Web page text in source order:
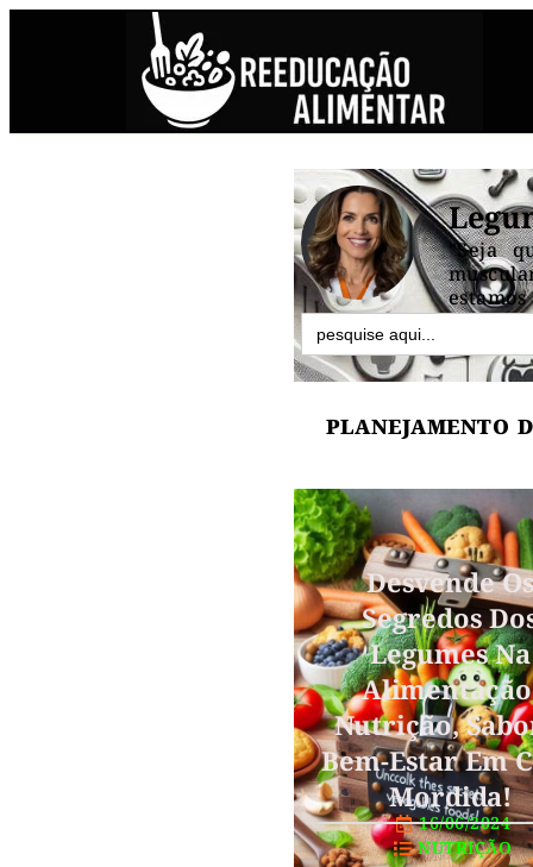
"Seja
Search
for:
PLANEJAMENTO
Desvende
Segredos
Legumes Na
Nutrição,
Bem-Estar Em
Mordida!
16/06/2024
NUTRIÇÃO